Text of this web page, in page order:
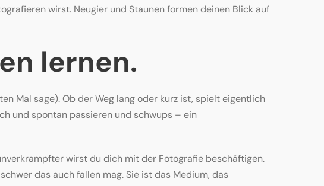
wirst. Neugier und Staunen formen deinen Blick auf
lernen.
Mal sage). Ob der Weg lang oder kurz ist, spielt eigentlich
und spontan passieren und schwups – ein
wirst du dich mit der Fotografie beschäftigen.
das auch fallen mag. Sie ist das Medium, das